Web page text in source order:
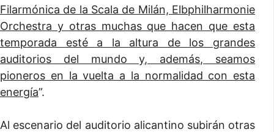
Filarmónica de la Scala de Milán, Elbphilharmonie
Orchestra y otras muchas que hacen que esta
temporada esté a la altura de los grandes
auditorios del mundo y, además, seamos
pioneros en la vuelta a la normalidad con esta
energía”.
Al escenario del auditorio alicantino subirán otras